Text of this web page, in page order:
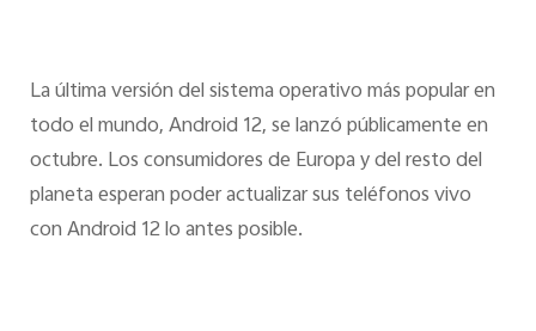
La última versión del sistema operativo más popular en
todo el mundo, Android 12, se lanzó públicamente en
octubre. Los consumidores de Europa y del resto del
planeta esperan poder actualizar sus teléfonos vivo
con Android 12 lo antes posible.